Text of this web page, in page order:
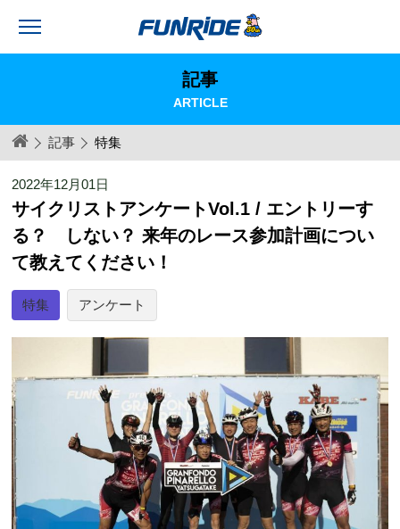
記事
ARTICLE
記事 特集
2022年12月01日
サイクリストアンケートVol.1 / エントリーす
る？ しない？ 来年のレース参加計画につい
て教えてください！
特集 アンケート